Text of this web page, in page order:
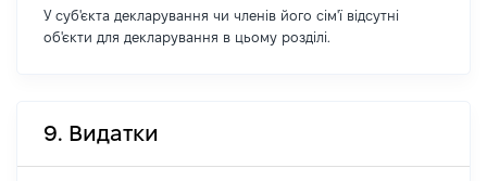
У суб'єкта декларування чи членів його сім'ї відсутні
об'єкти для декларування в цьому розділі.
9. Видатки